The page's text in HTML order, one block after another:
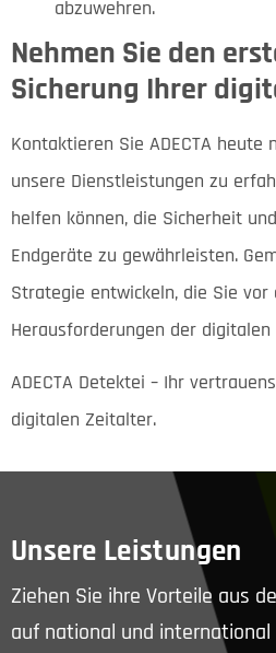
abzuwehren.
Nehmen Sie den
Sicherung Ihrer
Kontaktieren Sie ADECTA heute
unsere Dienstleistungen zu
helfen können, die Sicherheit
Endgeräte zu gewährleisten.
Strategie entwickeln, die Sie vor
Herausforderungen der
ADECTA Detektei – Ihr
digitalen Zeitalter.
Unsere Leistungen
Ziehen Sie ihre Vorteile aus
auf national und international